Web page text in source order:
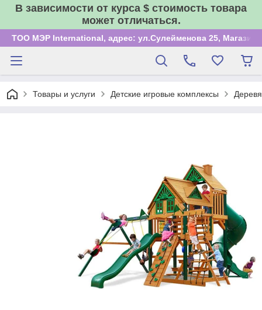
В зависимости от курса $ стоимость товара
может отличаться.
ТОО МЭР International, адрес: ул.Сулейменова 25, Магазин
Товары и услуги Детские игровые комплексы